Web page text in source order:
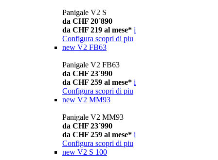
Panigale V2 S
da CHF 20´890
da CHF 219 al mese* i
Configura scopri di piu
new V2 FB63
Panigale V2 FB63
da CHF 23´990
da CHF 259 al mese* i
Configura scopri di piu
new V2 MM93
Panigale V2 MM93
da CHF 23´990
da CHF 259 al mese* i
Configura scopri di piu
new V2 S 100